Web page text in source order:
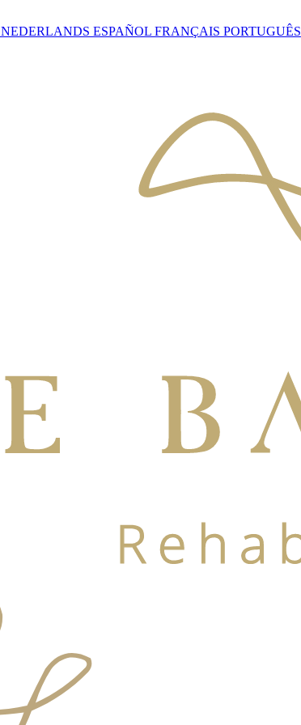
NEDERLANDS ESPAÑOL FRANÇAIS PORTUGUÊS